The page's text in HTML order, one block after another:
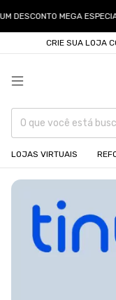
DESCONTO MEGA ESPECIAL!
CRIE SUA LOJA
LOJAS VIRTUAIS